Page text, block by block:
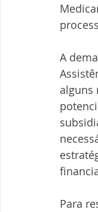
A
alguns
Para